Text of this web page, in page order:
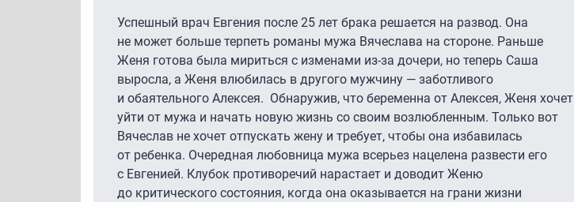
Успешный врач Евгения после 25 лет брака решается на развод. Она
не может больше терпеть романы мужа Вячеслава на стороне. Раньше
Женя готова была мириться с изменами из-за дочери, но теперь Саша
выросла, а Женя влюбилась в другого мужчину — заботливого
и обаятельного Алексея. Обнаружив, что беременна от Алексея, Женя хочет
уйти от мужа и начать новую жизнь со своим возлюбленным. Только вот
Вячеслав не хочет отпускать жену и требует, чтобы она избавилась
от ребенка. Очередная любовница мужа всерьез нацелена развести его
с Евгенией. Клубок противоречий нарастает и доводит Женю
до критического состояния, когда она оказывается на грани жизни